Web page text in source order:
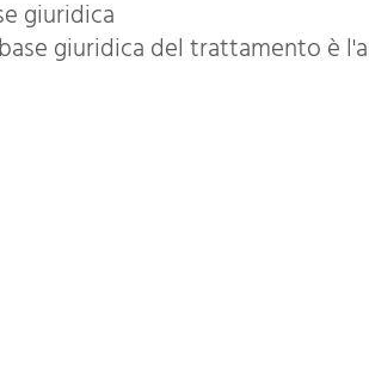
giuridica
giuridica del trattamento è